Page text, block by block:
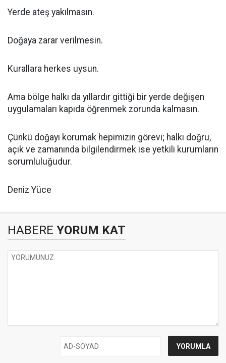
Yerde ateş yakılmasın.
Doğaya zarar verilmesin.
Kurallara herkes uysun.
Ama bölge halkı da yıllardır gittiği bir yerde değişen
uygulamaları kapıda öğrenmek zorunda kalmasın.
Çünkü doğayı korumak hepimizin görevi; halkı doğru,
açık ve zamanında bilgilendirmek ise yetkili kurumların
sorumluluğudur.
Deniz Yüce
HABERE YORUM KAT